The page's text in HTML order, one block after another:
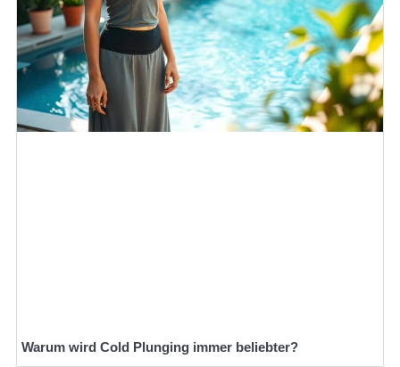
Warum wird Cold Plunging immer beliebter?